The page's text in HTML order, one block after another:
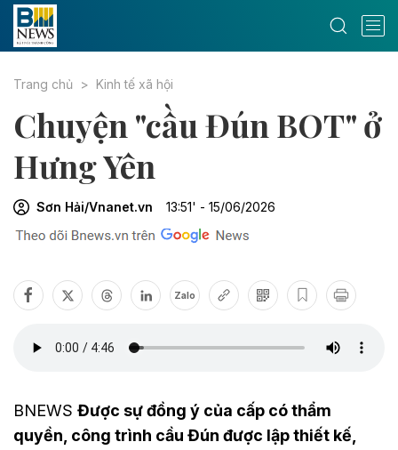
Trang chủ Kinh tế xã hội
Chuyện "cầu Đún BOT" ở
Hưng Yên
Sơn Hải/Vnanet.vn 13:51' - 15/06/2026
Zalo
BNEWS Được sự đồng ý của cấp có thẩm
quyền, công trình cầu Đún được lập thiết kế,